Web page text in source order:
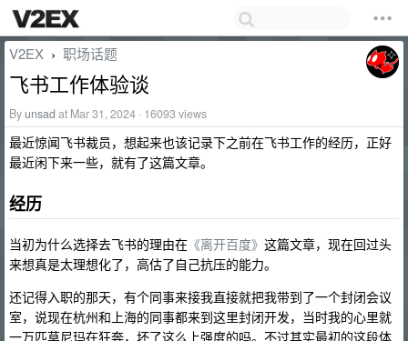
V2EX › 职场话题
飞书工作体验谈
Byunsad at Mar 31, 2024 · 16093 views
最近惊闻飞书裁员，想起来也该记录下之前在飞书工作的经历，正好
最近闲下来一些，就有了这篇文章。
经历
当初为什么选择去飞书的理由在 《离开百度》 这篇文章，现在回过头
来想真是太理想化了，高估了自己抗压的能力。
还记得入职的那天，有个同事来接我直接就把我带到了一个封闭会议
室，说现在杭州和上海的同事都来到这里封闭开发，当时我的心里就
一万匹草尼玛在狂奔，坏了这么上强度的吗。不过其实最初的这段体